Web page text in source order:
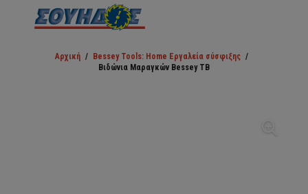
Αρχική / Bessey Tools: Home Εργαλεία σύσφιξης /
Βιδώνια Μαραγκών Bessey TB